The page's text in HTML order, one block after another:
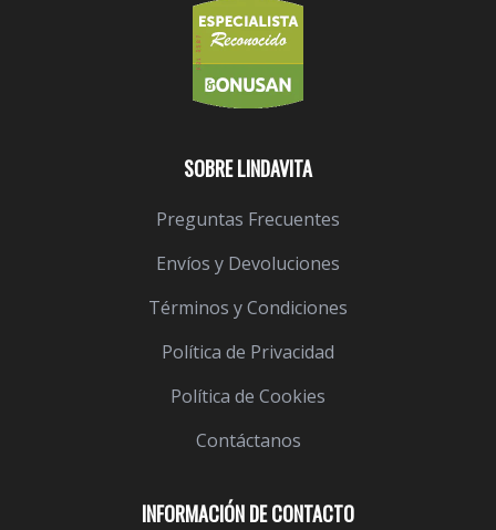
INFORMACIÓN DE CONTACTO
SOBRE LINDAVITA
Preguntas Frecuentes
Envíos y Devoluciones
Términos y Condiciones
Política de Privacidad
Política de Cookies
Contáctanos